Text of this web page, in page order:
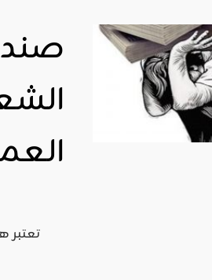
تعتبر
ahmed
- juillet 26,
2026
0
Read More